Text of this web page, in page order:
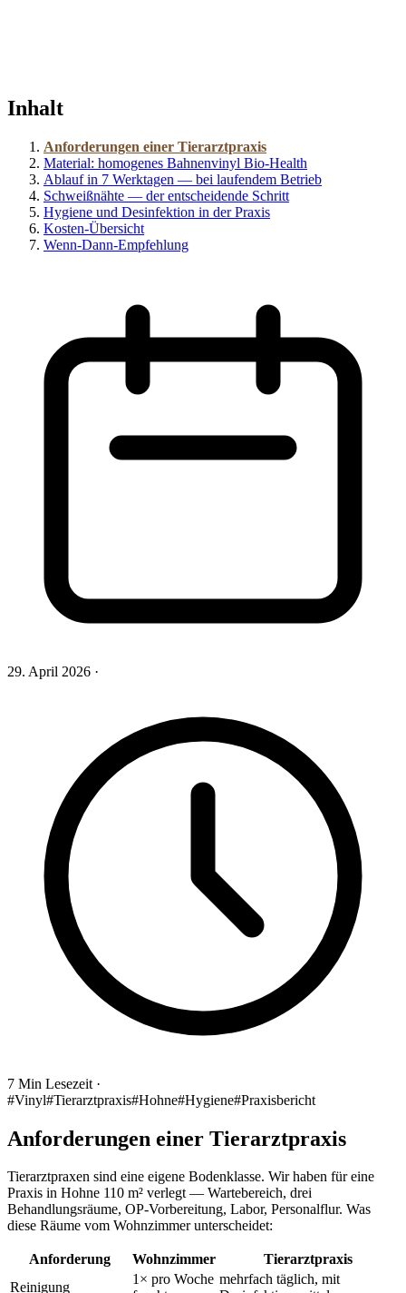
Inhalt
Anforderungen einer Tierarztpraxis
Material: homogenes Bahnenvinyl Bio-Health
Ablauf in 7 Werktagen — bei laufendem Betrieb
Schweißnähte — der entscheidende Schritt
Hygiene und Desinfektion in der Praxis
Kosten-Übersicht
Wenn-Dann-Empfehlung
29. April 2026 ·
7 Min Lesezeit ·
#Vinyl#Tierarztpraxis#Hohne#Hygiene#Praxisbericht
Anforderungen einer Tierarztpraxis
Tierarztpraxen sind eine eigene Bodenklasse. Wir haben für eine
Praxis in Hohne 110 m² verlegt — Wartebereich, drei
Behandlungsräume, OP-Vorbereitung, Labor, Personalflur. Was
diese Räume vom Wohnzimmer unterscheidet:
Anforderung Wohnzimmer
Tierarztpraxis
Reinigung
1× pro Woche mehrfach täglich, mit